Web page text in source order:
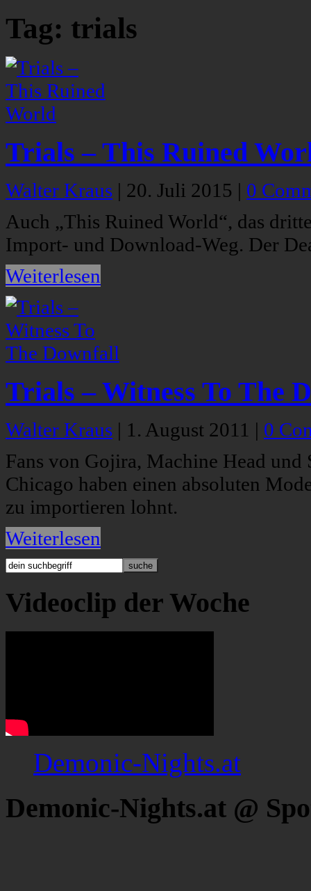
Tag: trials
Trials – This Ruined
Walter Kraus | 20. Juli 2015 | 0
Auch „This Ruined World“, das
Import- und Download-Weg. Der
Weiterlesen
Trials – Witness To The
Walter Kraus | 1. August 2011 | 0
Fans von Gojira, Machine Head und
Chicago haben einen absoluten
zu importieren lohnt.
Weiterlesen
Videoclip der Woche
Demonic-Nights.at
Demonic-Nights.at @